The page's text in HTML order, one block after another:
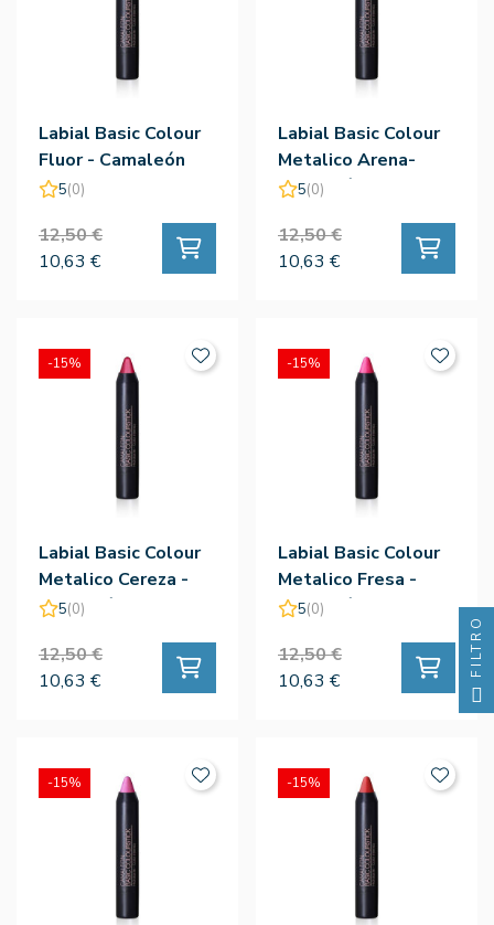
Labial Basic Colour
Fluor - Camaleón
5(0)
12,50 €
10,63 €
Labial Basic Colour
Metalico Arena-
Camaleón
5(0)
12,50 €
10,63 €
Labial Basic Colour
Metalico Cereza -
Camaleón
5(0)
12,50 €
10,63 €
-15%
Labial Basic Colour
Metalico Fresa -
Camaleón
5(0)
12,50 €
10,63 €
-15%
-15% -15%
FILTRO